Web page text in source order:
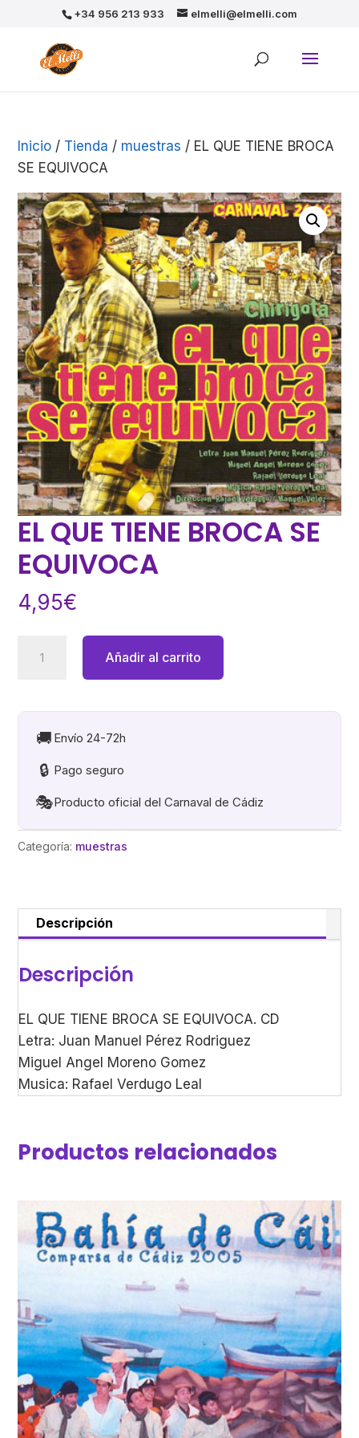
+34 956 213 933 elmelli@elmelli.com
Inicio / Tienda / muestras / EL QUE TIENE BROCA
SE EQUIVOCA
EL QUE TIENE BROCA SE
EQUIVOCA
4,95€
QUE
BROCA
cantidad
Añadir al carrito
🚚 Envío 24-72h
🔒 Pago seguro
🎭Producto oficial del Carnaval de Cádiz
Categoría: muestras
Descripción
Descripción
EL QUE TIENE BROCA SE EQUIVOCA. CD
Letra: Juan Manuel Pérez Rodriguez
Miguel Angel Moreno Gomez
Musica: Rafael Verdugo Leal
Productos relacionados